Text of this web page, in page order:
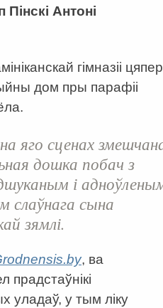
Антоні
гімназіі цяпер
дом пры парафіі
яго сценах
дошка побач з
і
слаўнага сына
зямлі.
.by, ва
прадстаўнікі
уладаў, у тым ліку